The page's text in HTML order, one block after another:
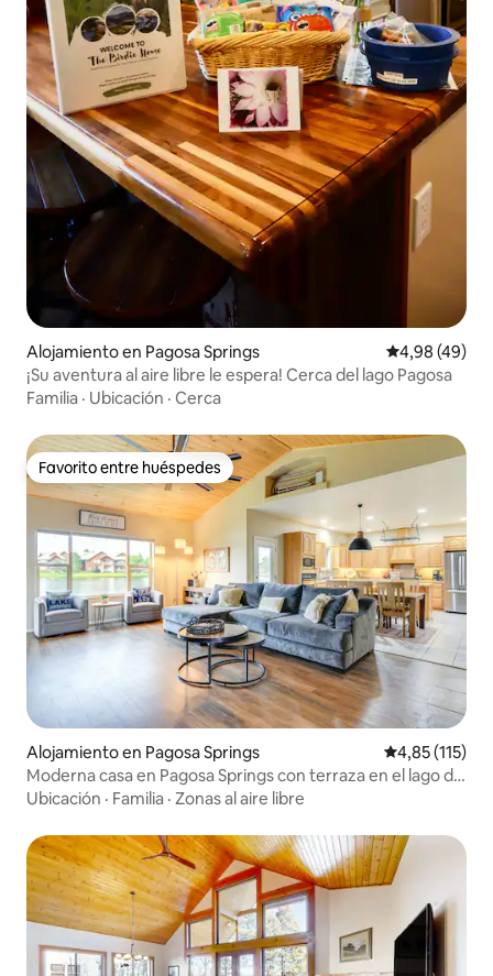
Alojamiento en Pagosa Springs Calificación
4,98 (49)
¡Su aventura al aire libre le espera! Cerca del lago Pagosa
Familia · Ubicación · Cerca
Favorito entre huéspedes
Favorito entre huéspedes
Alojamiento en Pagosa Springs Calificación
4,85 (115)
Moderna casa en Pagosa Springs con terraza en el lago del
pueblo
Ubicación · Familia · Zonas al aire libre